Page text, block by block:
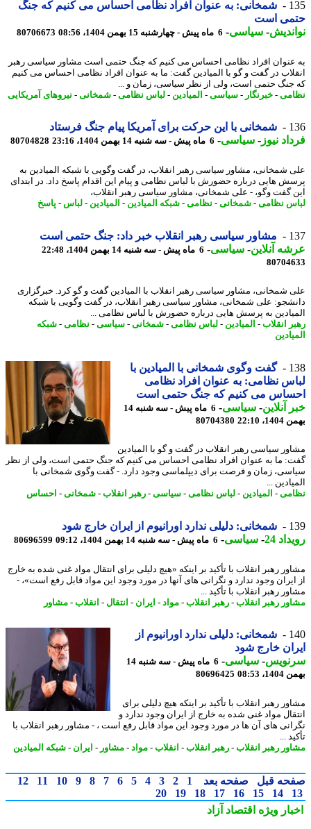
شمخانی: به عنوان افراد نظامی احساس می کنیم که جنگ
است
-سیاسی-6 ماه پیش - چهارشنبه 15 بهمن 1404، 08:56 80706673
افراد نظامی احساس می کنیم که جنگ حتمی است مشاور سیاسی رهبر
در گفت و گو با المیادین گفت: ما به عنوان افراد نظامی احساس می کنیم
حتمی است، ولی از نظر سیاسی، زمان و ...
-خبرنگار -سیاسی-المیادین-لباس نظامی-شمخانی-نیروهای آمریکایی
شمخانی با این حرکت برای آمریکا پیام جنگ فرستاد
نیوز-سیاسی-6 ماه پیش - سه شنبه 14 بهمن 1404، 23:16 80704828
شمخانی، مشاور سیاسی رهبر انقلاب، در گفت وگویی با شبکه المیادین به
هایی درباره حضورش با لباس نظامی و پیام این اقدام پاسخ داد. در ابتدای
گفت وگو، - علی شمخانی، مشاور سیاسی رهبر انقلاب،
نظامی-شمخانی-نظامی-شبکه المیادین-المیادین-لباس-پاسخ
مشاور سیاسی رهبر انقلاب خبر داد: جنگ حتمی است
آنلاین-سیاسی-6 ماه پیش - سه شنبه 14 بهمن 1404، 22:48
شمخانی، مشاور سیاسی رهبر انقلاب با المیادین گفت و گو کرد. خبرگزاری
علی شمخانی، مشاور سیاسی رهبر انقلاب، در گفت وگویی با شبکه
به پرسش هایی درباره حضورش با لباس نظامی ...
انقلاب-المیادین-لباس نظامی-شمخانی-سیاسی-نظامی-شبکه
گفت وگوی شمخانی با المیادین با
نظامی: به عنوان افراد نظامی
می کنیم که جنگ حتمی است
آنلاین-سیاسی-
6 ماه پیش - سه شنبه 14
22:10
80704380
سیاسی رهبر انقلاب در گفت و گو با المیادین
ما به عنوان افراد نظامی احساس می کنیم که جنگ حتمی است، ولی از نظر
زمان و فرصت برای دیپلماسی وجود دارد. - گفت وگوی شمخانی با
...
-المیادین-لباس نظامی-سیاسی-رهبر انقلاب-شمخانی-احساس
شمخانی: دلیلی ندارد اورانیوم از ایران خارج شود
24
-سیاسی-6 ماه پیش - سه شنبه 14 بهمن 1404، 09:12 80696599
رهبر انقلاب با تأکید بر اینکه «هیچ دلیلی برای انتقال مواد غنی شده به خارج
وجود ندارد و نگرانی های آنها در مورد وجود این مواد قابل رفع است»، -
رهبر انقلاب با تأکید ...
رهبر انقلاب-رهبر انقلاب-مواد -ایران - انتقال-انقلاب-مشاور
شمخانی: دلیلی ندارد اورانیوم از
خارج شود
-سیاسی-
6 ماه پیش - سه شنبه 14
08:53
80696425
رهبر انقلاب با تأکید بر اینکه هیچ دلیلی برای
مواد غنی شده به خارج از ایران وجود ندارد و
های آن ها در مورد وجود این مواد قابل رفع است ، - مشاور رهبر انقلاب با
...
رهبر انقلاب-رهبر انقلاب-انقلاب-مواد -مشاور-ایران - شبکه المیادین
قبل صفحه بعد 1
2
3
4
5
6
7
8
9
10
11
12
14
15
16
17
18
19
20
ویژهاقتصاد آزاد